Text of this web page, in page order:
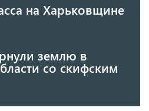
на Харьковщине
землю в
со скифским